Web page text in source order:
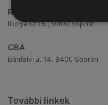
Reál
Ibolya út 15., 9400 Sopron
CBA
Bánfalvi u. 14, 9400 Sopron
További linkek